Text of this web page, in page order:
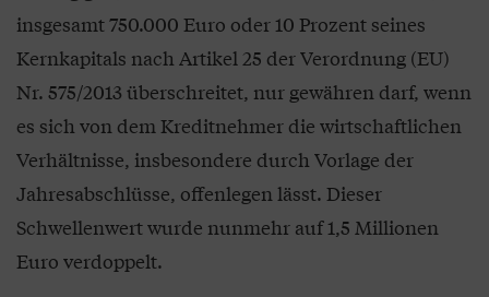
insgesamt 750.000 Euro oder 10 Prozent seines
Kernkapitals nach Artikel 25 der Verordnung (EU)
Nr. 575/2013 überschreitet, nur gewähren darf, wenn
es sich von dem Kreditnehmer die wirtschaftlichen
Verhältnisse, insbesondere durch Vorlage der
Jahresabschlüsse, offenlegen lässt. Dieser
Schwellenwert wurde nunmehr auf 1,5 Millionen
Euro verdoppelt.